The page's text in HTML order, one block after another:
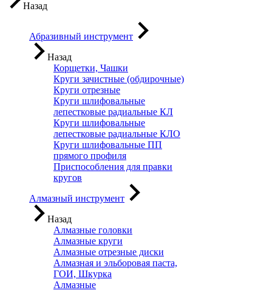
Назад
Абразивный инструмент
Назад
Корщетки, Чашки
Круги зачистные (обдирочные)
Круги отрезные
Круги шлифовальные
лепестковые радиальные КЛ
Круги шлифовальные
лепестковые радиальные КЛО
Круги шлифовальные ПП
прямого профиля
Приспособления для правки
кругов
Алмазный инструмент
Назад
Алмазные головки
Алмазные круги
Алмазные отрезные диски
Алмазная и эльборовая паста,
ГОИ, Шкурка
Алмазные